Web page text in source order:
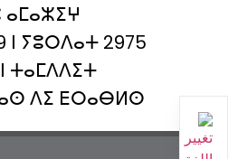
ⵢⵓⵔⴷⴰⵜ 2975
ⵜⴰⵎⴷⴷⵉⵜ
ⴷⵉ ⴹⵔⴰⴱⵍⵙ